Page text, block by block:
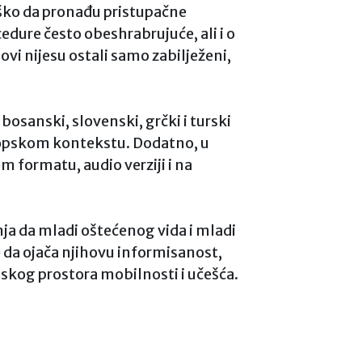
da pronađu pristupačne
često obeshrabrujuće, ali i o
nijesu ostali samo zabilježeni,
slovenski, grčki i turski
kontekstu. Dodatno, u
formatu, audio verziji i na
da mladi oštećenog vida i mladi
ojača njihovu informisanost,
prostora mobilnosti i učešća.